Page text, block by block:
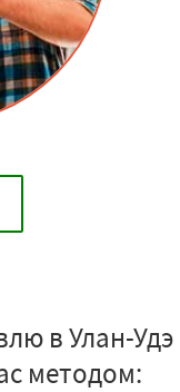
в Улан-Удэ
методом: